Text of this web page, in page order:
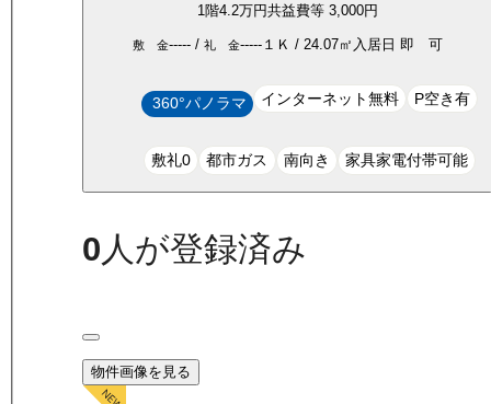
1 階4.2万円共益費等3,000円
敷 金----- /礼 金----- １Ｋ /24.07㎡ 入居日 即 可
360°パノラマ インターネット無料 P空き有
敷礼0 都市ガス 南向き 家具家電付帯可能
0人が登録済み
物件画像を見る